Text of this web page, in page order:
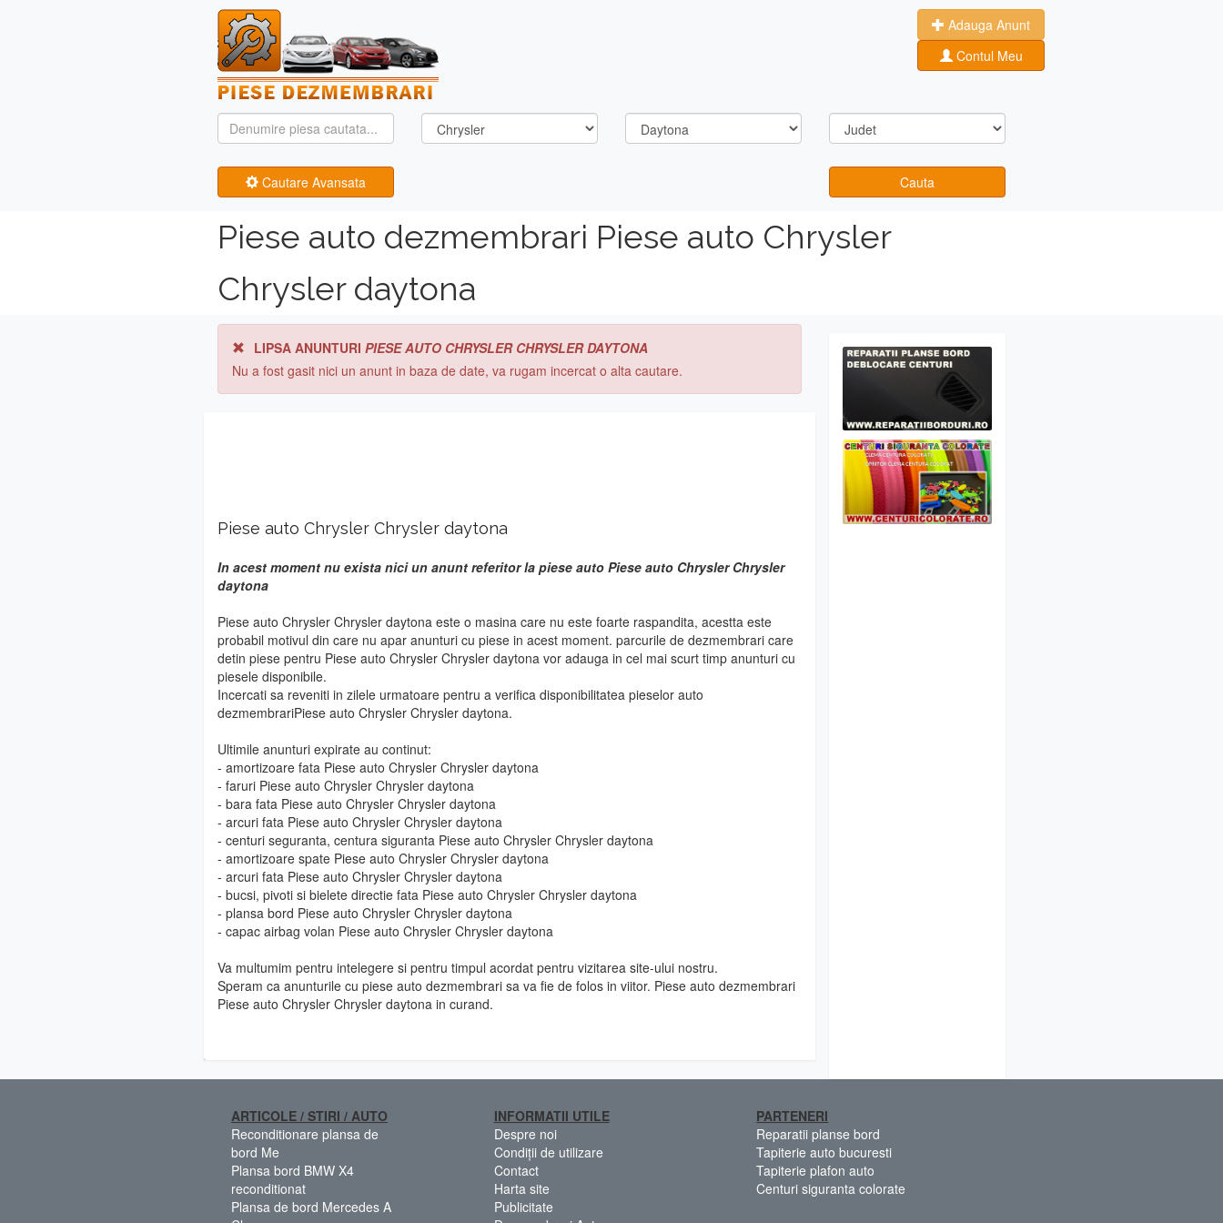
Adauga Anunt
Contul Meu
Cautare Avansata Cauta
Piese auto dezmembrari Piese auto Chrysler
Chrysler daytona
LIPSA ANUNTURI PIESE AUTO CHRYSLER CHRYSLER DAYTONA
Nu a fost gasit nici un anunt in baza de date, va rugam incercat o alta cautare.
Piese auto Chrysler Chrysler daytona
In acest moment nu exista nici un anunt referitor la piese auto Piese auto Chrysler Chrysler
daytona
Piese auto Chrysler Chrysler daytona este o masina care nu este foarte raspandita, acestta este
probabil motivul din care nu apar anunturi cu piese in acest moment. parcurile de dezmembrari care
detin piese pentru Piese auto Chrysler Chrysler daytona vor adauga in cel mai scurt timp anunturi cu
piesele disponibile.
Incercati sa reveniti in zilele urmatoare pentru a verifica disponibilitatea pieselor auto
dezmembrariPiese auto Chrysler Chrysler daytona.
Ultimile anunturi expirate au continut:
- amortizoare fata Piese auto Chrysler Chrysler daytona
- faruri Piese auto Chrysler Chrysler daytona
- bara fata Piese auto Chrysler Chrysler daytona
- arcuri fata Piese auto Chrysler Chrysler daytona
- centuri seguranta, centura siguranta Piese auto Chrysler Chrysler daytona
- amortizoare spate Piese auto Chrysler Chrysler daytona
- arcuri fata Piese auto Chrysler Chrysler daytona
- bucsi, pivoti si bielete directie fata Piese auto Chrysler Chrysler daytona
- plansa bord Piese auto Chrysler Chrysler daytona
- capac airbag volan Piese auto Chrysler Chrysler daytona
Va multumim pentru intelegere si pentru timpul acordat pentru vizitarea site-ului nostru.
Speram ca anunturile cu piese auto dezmembrari sa va fie de folos in viitor. Piese auto dezmembrari
Piese auto Chrysler Chrysler daytona in curand.
ARTICOLE / STIRI / AUTO
Reconditionare plansa de
bord Me
Plansa bord BMW X4
reconditionat
Plansa de bord Mercedes A
INFORMATII UTILE
Despre noi
Condiții de utilizare
Contact
Harta site
Publicitate
PARTENERI
Reparatii planse bord
Tapiterie auto bucuresti
Tapiterie plafon auto
Centuri siguranta colorate